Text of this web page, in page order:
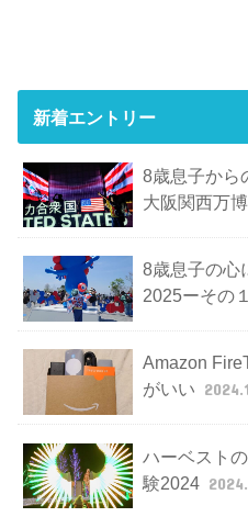
新着エントリー
8歳息子から
大阪関西万
8歳息子の心
2025ーその１
Amazon
がいい
ハーベスト
験2024